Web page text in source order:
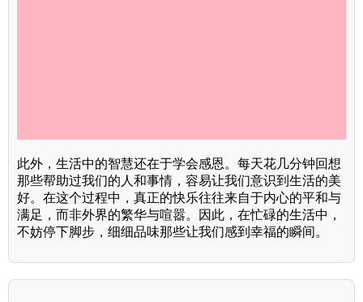
此外，生活中的智慧还在于学会感恩。每天花几分钟回想
那些帮助过我们的人和事情，容易让我们意识到生活的美
好。在这个过程中，真正的快乐往往来自于内心的平和与
满足，而非外界的繁华与喧嚣。因此，在忙碌的生活中，
不妨停下脚步，细细品味那些让我们感到幸福的瞬间。